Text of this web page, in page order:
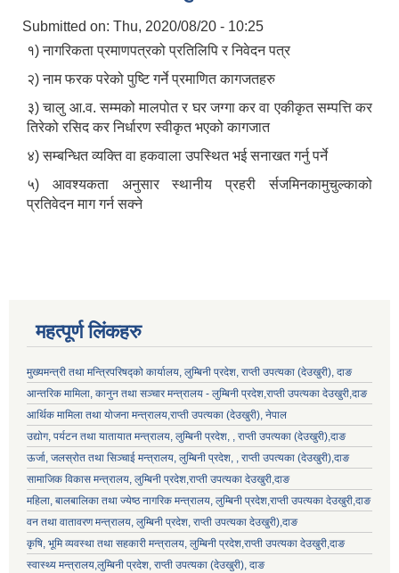
Submitted on: Thu, 2020/08/20 - 10:25
१) नागरिकता प्रमाणपत्रको प्रतिलिपि र निवेदन पत्र
२) नाम फरक परेको पुष्टि गर्ने प्रमाणित कागजतहरु
३) चालु आ.व. सम्मको मालपोत र घर जग्गा कर वा एकीकृत सम्पत्ति कर
तिरेको रसिद कर निर्धारण स्वीकृत भएको कागजात
४) सम्बन्धित व्यक्ति वा हकवाला उपस्थित भई सनाखत गर्नु पर्ने
५) आवश्यकता अनुसार स्थानीय प्रहरी र्सजमिनकामुचुल्काको
प्रतिवेदन माग गर्न सक्ने
महत्पूर्ण लिंकहरु
मुख्यमन्त्री तथा मन्त्रिपरिषद्को कार्यालय, लुम्बिनी प्रदेश, राप्ती उपत्यका (देउखुरी), दाङ
आन्तरिक मामिला, कानुन तथा सञ्चार मन्त्रालय - लुम्बिनी प्रदेश,राप्ती उपत्यका देउखुरी,दाङ
आर्थिक मामिला तथा योजना मन्त्रालय,राप्ती उपत्यका (देउखुरी), नेपाल
उद्योग, पर्यटन तथा यातायात मन्त्रालय, लुम्बिनी प्रदेश, , राप्ती उपत्यका (देउखुरी),दाङ
ऊर्जा, जलस्रोत तथा सिञ्चाई मन्त्रालय, लुम्बिनी प्रदेश, , राप्ती उपत्यका (देउखुरी),दाङ
सामाजिक विकास मन्‍‍त्रालय, लुम्बिनी प्रदेश,राप्ती उपत्यका देउखुरी,दाङ
महिला, बालबालिका तथा ज्येष्ठ नागरिक मन्त्रालय, लुम्बिनी प्रदेश,राप्ती उपत्यका देउखुरी,दाङ
वन तथा वातावरण मन्त्रालय, लुम्बिनी प्रदेश, राप्ती उपत्यका देउखुरी),दाङ
कृषि, भूमि व्यवस्था तथा सहकारी मन्त्रालय, लुम्बिनी प्रदेश,राप्ती उपत्यका देउखुरी,दाङ
स्वास्थ्य मन्त्रालय,लुम्बिनी प्रदेश, राप्ती उपत्यका (देउखुरी), दाङ